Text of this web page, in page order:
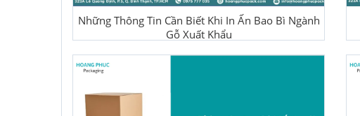
Những Thông Tin Cần Biết Khi In Ấn Bao Bì Ngành
Gỗ Xuất Khẩu